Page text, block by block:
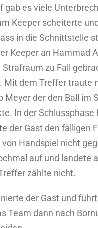
es viele
Keeper scheiterte
in die Schnittstelle
Keeper an Hammad
zu Fall
dem Treffer traute
der den Ball
In der
der Gast den
Handspiel nicht
auf und landete
zählte nicht.
der Gast und
dann nach